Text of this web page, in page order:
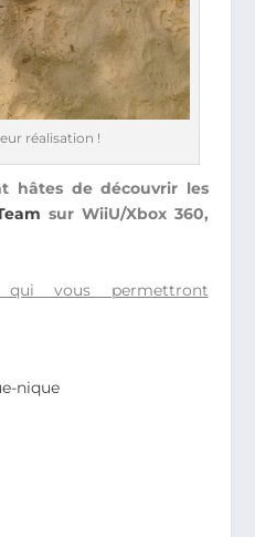
réalisation !
hâtes de découvrir les
sur WiiU/Xbox 360,
vous permettront
nique